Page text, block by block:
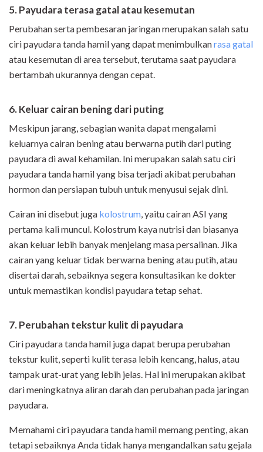
5. Payudara terasa gatal atau kesemutan
Perubahan serta pembesaran jaringan merupakan salah satu
ciri payudara tanda hamil yang dapat menimbulkanrasa gatal
atau kesemutan di area tersebut, terutama saat payudara
bertambah ukurannya dengan cepat.
6.Keluar cairan bening dari puting
Meskipun jarang, sebagian wanita dapat mengalami
keluarnya cairan bening atau berwarna putih dari puting
payudara di awal kehamilan. Ini merupakan salah satu ciri
payudara tanda hamil yang bisa terjadi akibat perubahan
hormon dan persiapan tubuh untuk menyusui sejak dini.
Cairan ini disebut juga kolostrum , yaitu cairan ASI yang
pertama kali muncul. Kolostrum kaya nutrisi dan biasanya
akan keluar lebih banyak menjelang masa persalinan. Jika
cairan yang keluar tidak berwarna bening atau putih, atau
disertai darah, sebaiknya segera konsultasikan ke dokter
untuk memastikan kondisi payudara tetap sehat.
7. Perubahan tekstur kulit di payudara
Ciri payudara tanda hamil juga dapat berupa perubahan
tekstur kulit, seperti kulit terasa lebih kencang, halus, atau
tampak urat-urat yang lebih jelas. Hal ini merupakan akibat
dari meningkatnya aliran darah dan perubahan pada jaringan
payudara.
Memahami ciri payudara tanda hamil memang penting, akan
tetapi sebaiknya Anda tidak hanya mengandalkan satu gejala